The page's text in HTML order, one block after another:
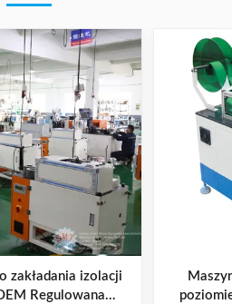
zakładania izolacji
Regulowana